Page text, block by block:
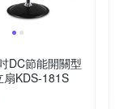
DC節能開關型
扇KDS-181S